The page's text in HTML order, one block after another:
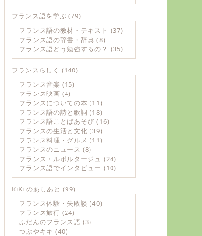
フランス語を学ぶ (79)
フランス語の教材・テキスト (37)
フランス語の辞書・辞典 (8)
フランス語どう勉強するの？ (35)
フランスらしく (140)
フランス音楽 (15)
フランス映画 (4)
フランスについての本 (11)
フランス語の詩と歌詞 (18)
フランス語ことばあそび (16)
フランスの生活と文化 (39)
フランス料理・グルメ (11)
フランスのニュース (8)
フランス・ルポルタージュ (24)
フランス語でインタビュー (10)
KiKi のあしあと (99)
フランス体験・失敗談 (40)
フランス旅行 (24)
ふだんのフランス語 (3)
つぶやキキ (40)